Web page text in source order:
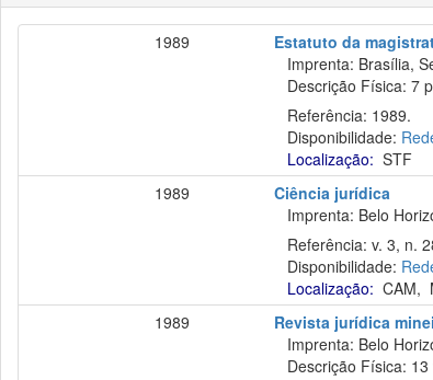
1989 Estatuto da
Imprenta: Brasília,
Descrição Física: 7
Referência: 1989.
Disponibilidade:
Localização: STF
1989
Ciência jurídica
Imprenta: Belo
Referência: v. 3, n.
Disponibilidade:
Localização: CAM,
1989
Revista jurídica
Imprenta: Belo
Descrição Física: 13